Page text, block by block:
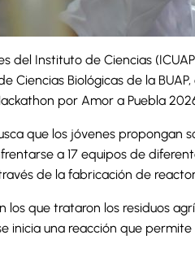
del Instituto de Ciencias
Ciencias Biológicas de la
por Amor a Puebla
que los jóvenes propongan
a 17 equipos de
de la fabricación de
que trataron los residuos
inicia una reacción que